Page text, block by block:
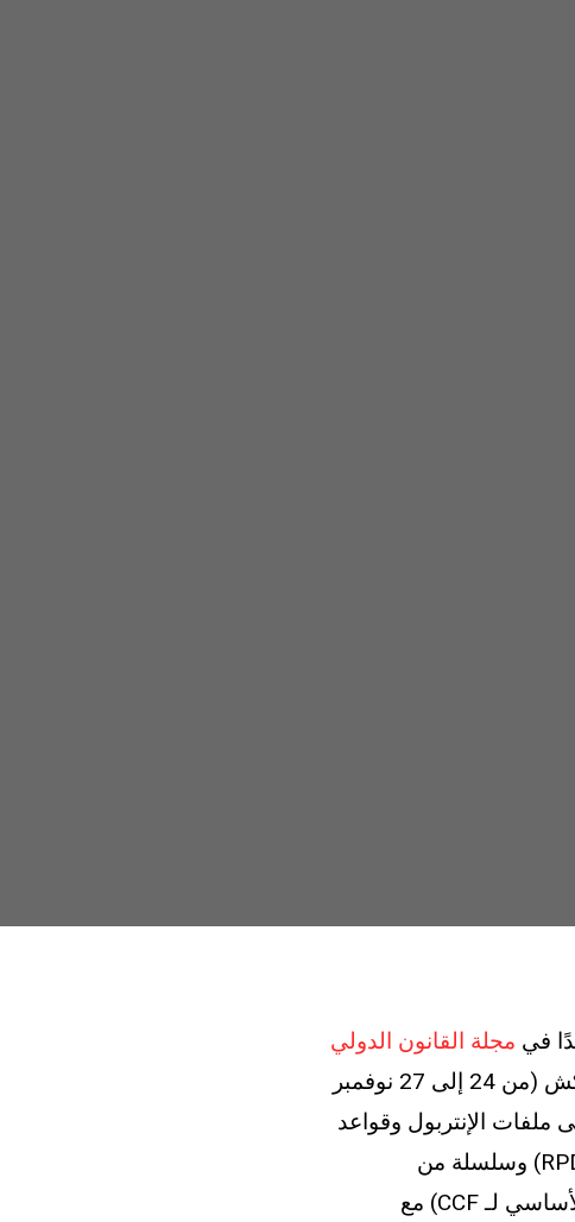
في مجلة القانون الدولي
(IELR) حول الإصلاحات التي اعتمدتها الجمعية العامة للإنتربول في مراكش (من 24 إلى 27 نوفمبر
ملفات الإنتربول وقواعد
معالجة البيانات"، تستعرض المقالة تعديلًا طفيفًا على قواعد معالجة البيانات (RPD) وسلسلة من
التنقيحات على النظام الأساسي للجنة الرقابة على ملفات الإنتربول (النظام الأساسي لـ CCF) مع